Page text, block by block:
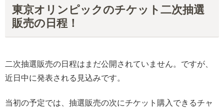
東京オリンピックのチケット二次抽選
販売の日程！
二次抽選販売の日程はまだ公開されていません。ですが、
近日中に発表される見込みです。
当初の予定では、抽選販売の次にチケット購入できるチャ